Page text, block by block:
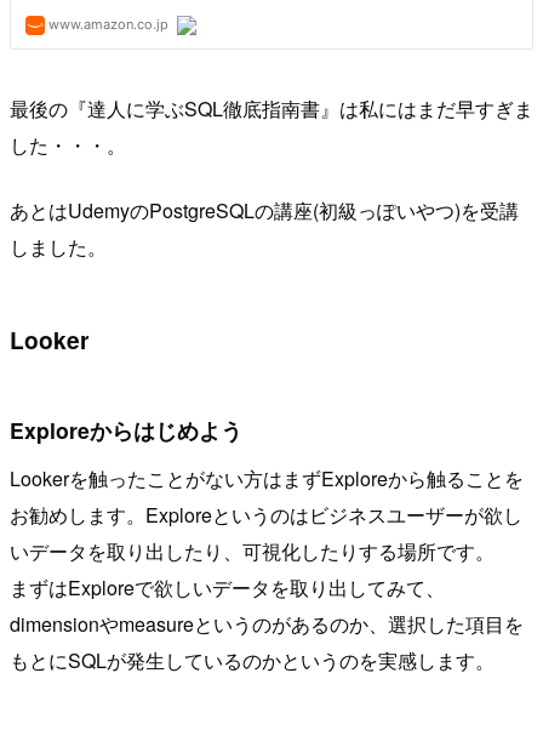
最後の『達人に学ぶSQL徹底指南書』は私にはまだ早すぎま
した・・・。
あとはUdemyのPostgreSQLの講座(初級っぽいやつ)を受講
しました。
Looker
Exploreからはじめよう
Lookerを触ったことがない方はまずExploreから触ることを
お勧めします。Exploreというのはビジネスユーザーが欲し
いデータを取り出したり、可視化したりする場所です。
まずはExploreで欲しいデータを取り出してみて、
dimensionやmeasureというのがあるのか、選択した項目を
もとにSQLが発生しているのかというのを実感します。